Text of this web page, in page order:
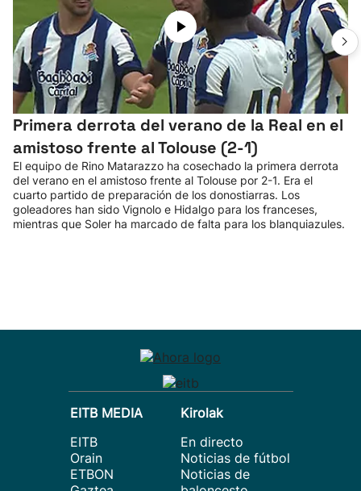
Primera derrota del verano de la Real en el
amistoso frente al Tolouse (2-1)
El equipo de Rino Matarazzo ha cosechado la primera derrota
del verano en el amistoso frente al Tolouse por 2-1. Era el
cuarto partido de preparación de los donostiarras. Los
goleadores han sido Vignolo e Hidalgo para los franceses,
mientras que Soler ha marcado de falta para los blanquiazules.
EITB MEDIA
EITB
Orain
ETBON
Kirolak
En directo
Noticias de fútbol
Noticias de